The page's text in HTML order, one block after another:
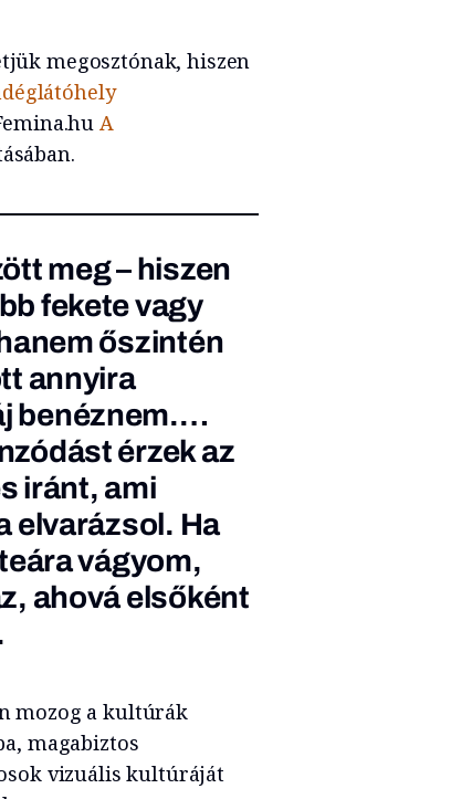
megosztónak, hiszen
A
meg – hiszen
fekete vagy
őszintén
annyira
benéznem.…
érzek az
iránt, ami
elvarázsol. Ha
vágyom,
ahová elsőként
mozog a kultúrák
magabiztos
vizuális kultúráját